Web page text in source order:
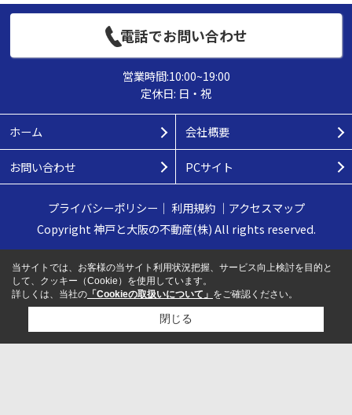
電話でお問い合わせ
営業時間:10:00~19:00
定休日: 日・祝
ホーム 会社概要
お問い合わせ PCサイト
プライバシーポリシー ｜ 利用規約｜ アクセスマップ
Copyright 神戸と大阪の不動産(株) All rights reserved.
当サイトでは、お客様の当サイト利用状況把握、サービス向上検討を目的と
して、クッキー（Cookie）を使用しています。
詳しくは、当社の 「Cookieの取扱いについて」 をご確認ください。
閉じる